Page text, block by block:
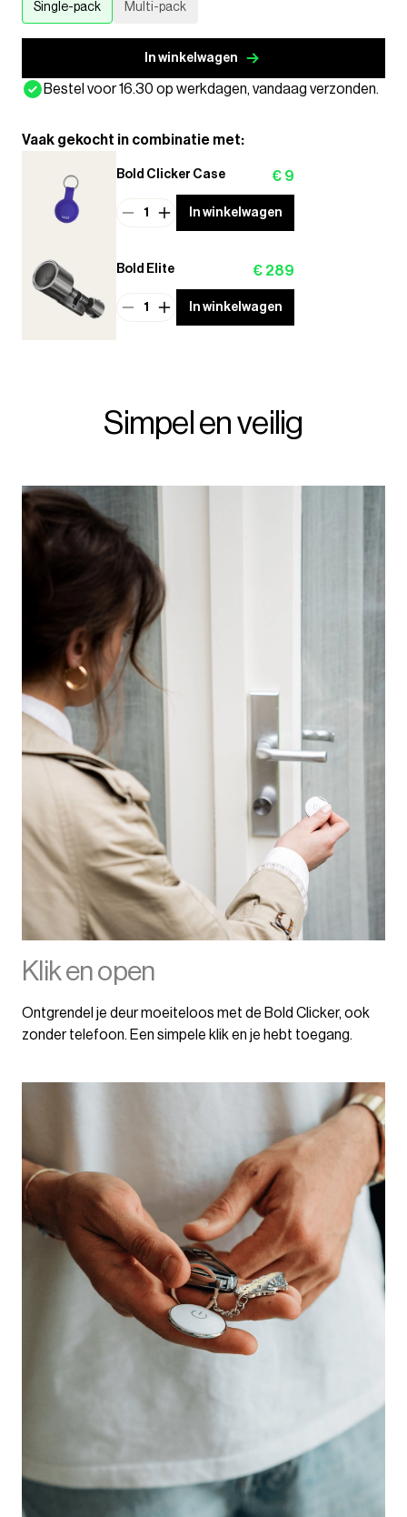
Single-pack Multi-pack
In winkelwagen
Bestel voor 16.30 op werkdagen, vandaag verzonden.
Vaak gekocht in combinatie met:
Bold Clicker Case € 9
1 In winkelwagen
Bold Elite € 289
1 In winkelwagen
Simpel en veilig
Klik en open
Ontgrendel je deur moeiteloos met de Bold Clicker, ook
zonder telefoon. Een simpele klik en je hebt toegang.